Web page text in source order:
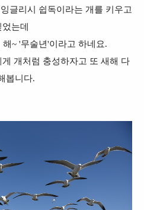
잉글리시 쉽독이라는 개를 키우고
었는데
~ '무술년'이라고 하네요.
개처럼 충성하자고 또 새해 다
봅니다.